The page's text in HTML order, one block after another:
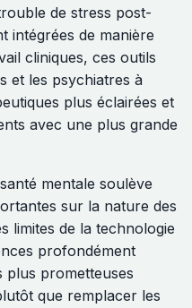
de stress post-
intégrées de manière
cliniques, ces outils
et les psychiatres à
plus éclairées et
avec une plus grande
mentale soulève
sur la nature des
limites de la technologie
profondément
plus prometteuses
que remplacer les